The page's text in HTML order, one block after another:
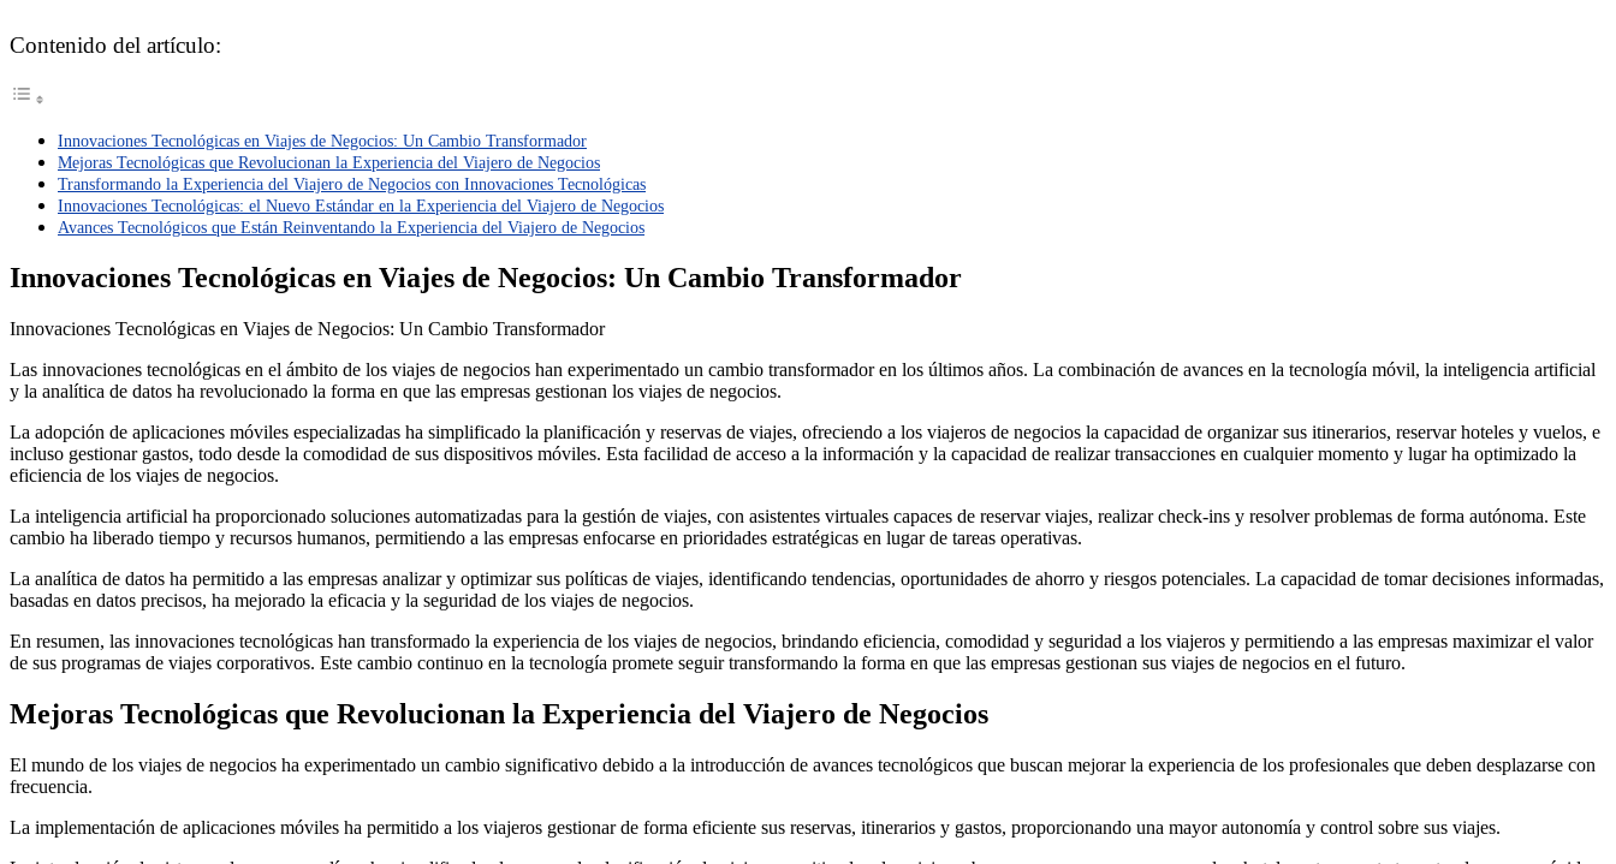
Contenido del artículo:
Innovaciones Tecnológicas en Viajes de Negocios: Un Cambio Transformador
Mejoras Tecnológicas que Revolucionan la Experiencia del Viajero de Negocios
Transformando la Experiencia del Viajero de Negocios con Innovaciones Tecnológicas
Innovaciones Tecnológicas: el Nuevo Estándar en la Experiencia del Viajero de Negocios
Avances Tecnológicos que Están Reinventando la Experiencia del Viajero de Negocios
Innovaciones Tecnológicas en Viajes de Negocios: Un Cambio Transformador
Innovaciones Tecnológicas en Viajes de Negocios: Un Cambio Transformador
Las innovaciones tecnológicas en el ámbito de los viajes de negocios han experimentado un cambio transformador en los últimos años. La combinación de avances en la tecnología móvil, la inteligencia artificial
y la analítica de datos ha revolucionado la forma en que las empresas gestionan los viajes de negocios.
La adopción de aplicaciones móviles especializadas ha simplificado la planificación y reservas de viajes, ofreciendo a los viajeros de negocios la capacidad de organizar sus itinerarios, reservar hoteles y vuelos, e
incluso gestionar gastos, todo desde la comodidad de sus dispositivos móviles. Esta facilidad de acceso a la información y la capacidad de realizar transacciones en cualquier momento y lugar ha optimizado la
eficiencia de los viajes de negocios.
La inteligencia artificial ha proporcionado soluciones automatizadas para la gestión de viajes, con asistentes virtuales capaces de reservar viajes, realizar check-ins y resolver problemas de forma autónoma. Este
cambio ha liberado tiempo y recursos humanos, permitiendo a las empresas enfocarse en prioridades estratégicas en lugar de tareas operativas.
La analítica de datos ha permitido a las empresas analizar y optimizar sus políticas de viajes, identificando tendencias, oportunidades de ahorro y riesgos potenciales. La capacidad de tomar decisiones informadas,
basadas en datos precisos, ha mejorado la eficacia y la seguridad de los viajes de negocios.
En resumen, las innovaciones tecnológicas han transformado la experiencia de los viajes de negocios, brindando eficiencia, comodidad y seguridad a los viajeros y permitiendo a las empresas maximizar el valor
de sus programas de viajes corporativos. Este cambio continuo en la tecnología promete seguir transformando la forma en que las empresas gestionan sus viajes de negocios en el futuro.
Mejoras Tecnológicas que Revolucionan la Experiencia del Viajero de Negocios
El mundo de los viajes de negocios ha experimentado un cambio significativo debido a la introducción de avances tecnológicos que buscan mejorar la experiencia de los profesionales que deben desplazarse con
frecuencia.
La implementación de aplicaciones móviles ha permitido a los viajeros gestionar de forma eficiente sus reservas, itinerarios y gastos, proporcionando una mayor autonomía y control sobre sus viajes.